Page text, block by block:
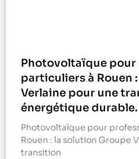
Photovoltaïque pour
particuliers à Rouen
Verlaine pour une
énergétique durable.
Photovoltaïque pour
Rouen : la solution Groupe
transition